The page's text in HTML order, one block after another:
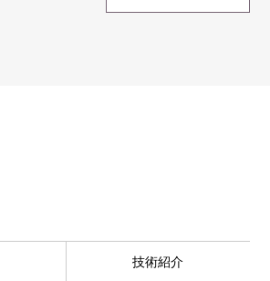
技術紹介